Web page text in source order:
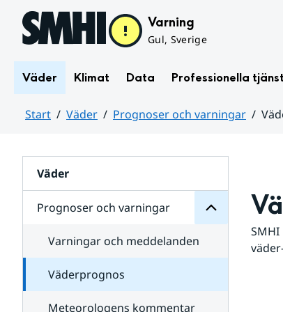
Hoppa till sidans innehåll Varning
Gul, Sverige
Väder Klimat Data Professionella
Start Väder Prognoser och varningar
Väder
Prognoser och varningar
för
varningar
Varningar och meddelanden
Väderprognos
Meteorologens kommentar